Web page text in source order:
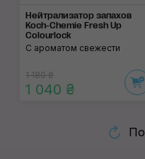
Нейтрализатор запа­хов
Koch-Chemie Fresh Up
Colourlock
С ароматом свежести
1 180 ₴
1 040 ₴